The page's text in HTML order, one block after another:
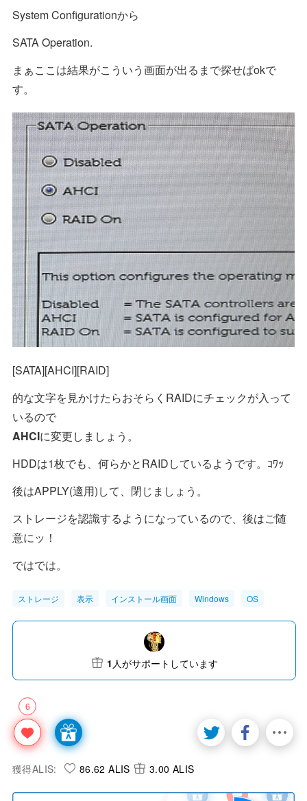
System Configurationから
SATA Operation.
まぁここは結果がこういう画面が出るまで探せばokで
す。
[SATA][AHCI][RAID]
的な文字を見かけたらおそらくRAIDにチェックが入って
いるので
AHCIに変更しましょう。
HDDは1枚でも、何らかとRAIDしているようです。ｺﾜｯ
後はAPPLY(適用)して、閉じましょう。
ストレージを認識するようになっているので、後はご随
意にッ！
ではでは。
ストレージ 表示 インストール画面 Windows OS
6
1 人がサポートしています
獲得ALIS: 86.62 ALIS 3.00 ALIS